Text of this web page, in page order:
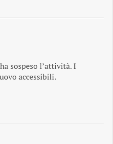
sospeso l’attività. I
accessibili.